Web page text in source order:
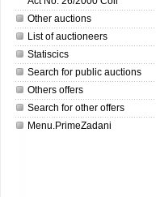
Other auctions
List of auctioneers
Statiscics
Search for public auctions
Others offers
Search for other offers
Menu.PrimeZadani